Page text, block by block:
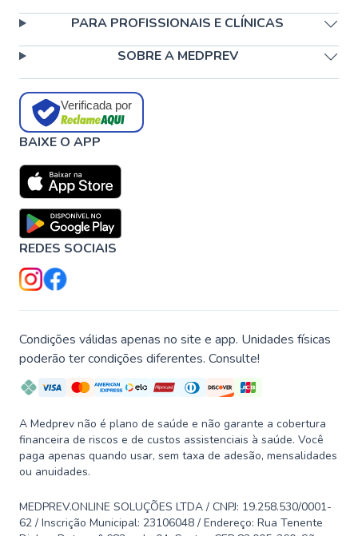
PARA PROFISSIONAIS E CLÍNICAS
SOBRE A MEDPREV
Verificada por
BAIXE O APP
REDES SOCIAIS
Condições válidas apenas no site e app. Unidades físicas
poderão ter condições diferentes. Consulte!
A Medprev não é plano de saúde e não garante a cobertura
financeira de riscos e de custos assistenciais à saúde. Você
paga apenas quando usar, sem taxa de adesão, mensalidades
ou anuidades.
MEDPREV.ONLINE SOLUÇÕES LTDA / CNPJ: 19.258.530/0001-
62 / Inscrição Municipal: 23106048 / Endereço: Rua Tenente